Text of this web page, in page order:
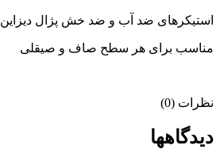
استیکرهای ضد آب و ضد خش پژال دیزاین
مناسب برای هر سطح صاف و صیقلی
نظرات (0)
دیدگاهها